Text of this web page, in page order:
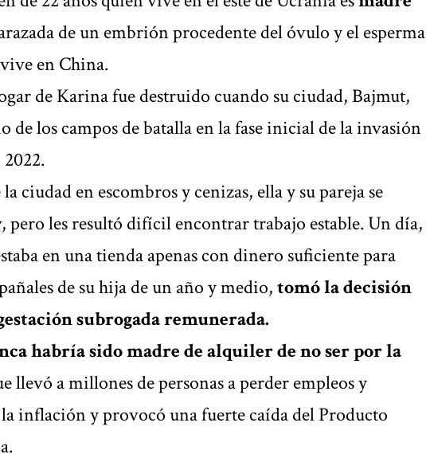
de un embrión procedente del óvulo y el esperma
en China.
de Karina fue destruido cuando su ciudad, Bajmut,
de los campos de batalla en la fase inicial de la invasión
ciudad en escombros y cenizas, ella y su pareja se
pero les resultó difícil encontrar trabajo estable. Un día,
en una tienda apenas con dinero suficiente para
de su hija de un año y medio,tomó la decisión
subrogada remunerada.
habría sido madre de alquiler de no ser por la
llevó a millones de personas a perder empleos y
inflación y provocó una fuerte caída del Producto